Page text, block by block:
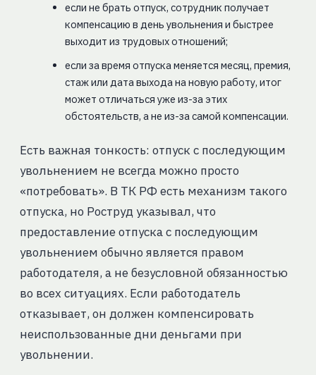
если не брать отпуск, сотрудник получает
компенсацию в день увольнения и быстрее
выходит из трудовых отношений;
если за время отпуска меняется месяц, премия,
стаж или дата выхода на новую работу, итог
может отличаться уже из-за этих
обстоятельств, а не из-за самой компенсации.
Есть важная тонкость: отпуск с последующим
увольнением не всегда можно просто
«потребовать». В ТК РФ есть механизм такого
отпуска, но Роструд указывал, что
предоставление отпуска с последующим
увольнением обычно является правом
работодателя, а не безусловной обязанностью
во всех ситуациях. Если работодатель
отказывает, он должен компенсировать
неиспользованные дни деньгами при
увольнении.